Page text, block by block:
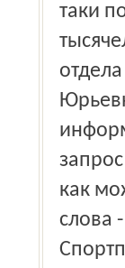
таки
как
слова